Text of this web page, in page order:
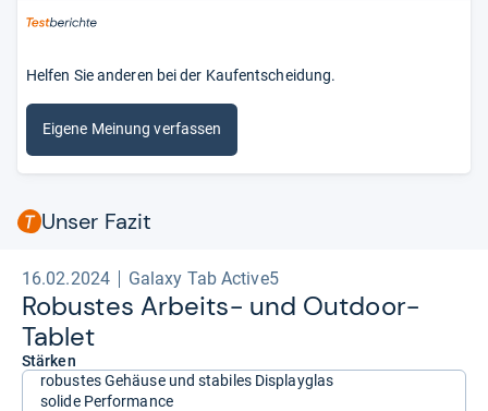
Helfen Sie anderen bei der Kaufentscheidung.
Eigene Meinung verfassen
Unser Fazit
16.02.2024 Galaxy Tab Active5
Robus­tes Arbeits-​ und Out­door-​
Tablet
Stärken
robustes Gehäuse und stabiles Displayglas
solide Performance